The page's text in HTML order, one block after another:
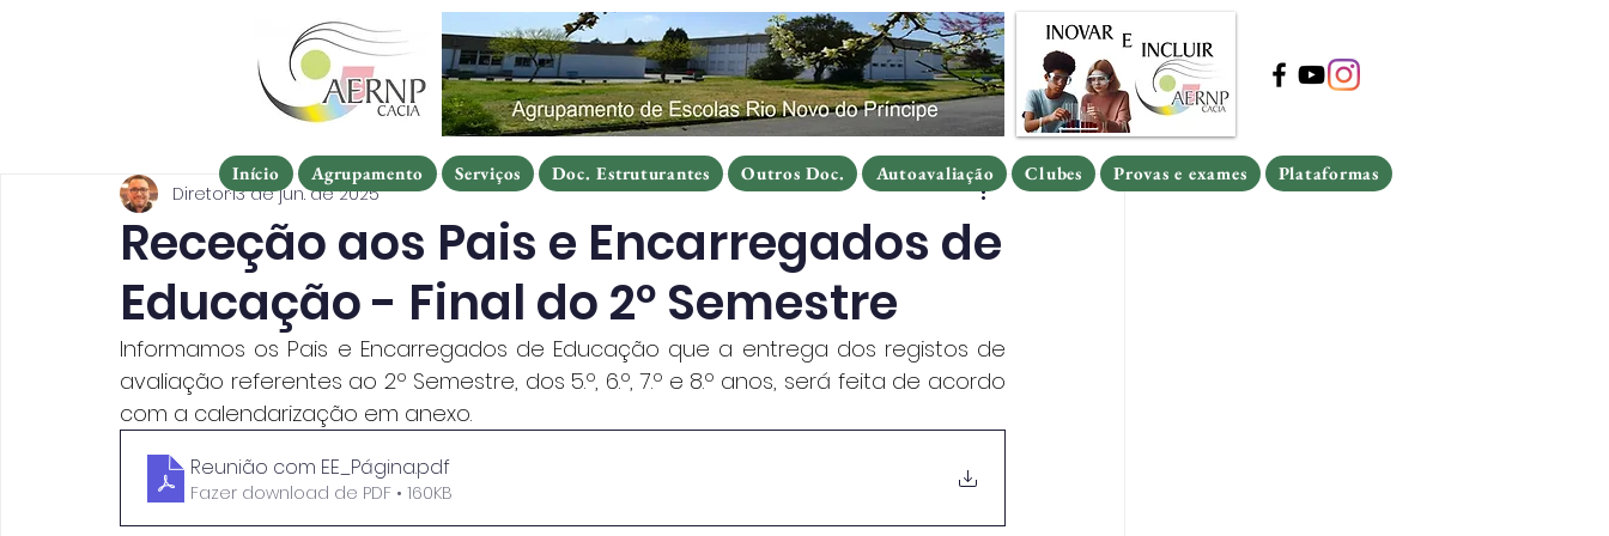
Receção aos Pais e Encarregados de
Educação - Final do 2º Semestre
Diretor13 de jun. de 2025
Informamos os Pais e Encarregados de Educação que a entrega dos registos de
avaliação referentes ao 2º Semestre, dos 5.º, 6.º, 7.º e 8.º anos, será feita de acordo
com a calendarização em anexo.
Reunião com EE_Página.pdf
Fazer download de PDF • 160KB
Agrupamento Serviços Doc. Estruturantes Outros Doc. Autoavaliação Clubes Provas e exames
Início Agrupamento Serviços Doc. Estruturantes Outros Doc. Autoavaliação Clubes Provas e exames
Início Agrupamento Serviços Doc. Estruturantes Outros Doc. Autoavaliação Clubes Provas e exames Plataformas